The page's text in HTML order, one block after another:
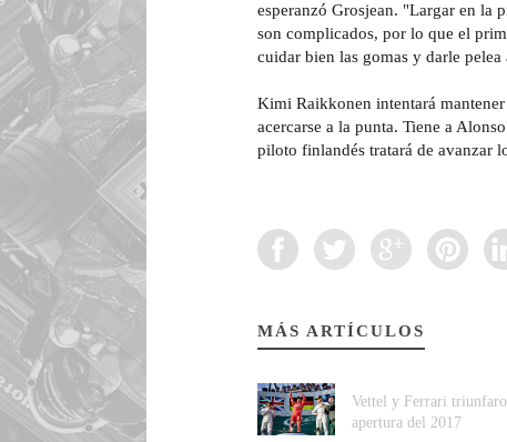
esperanzó Grosjean. "Largar en la
son complicados, por lo que el
cuidar bien las gomas y darle
Kimi Raikkonen intentará
acercarse a la punta. Tiene a
piloto finlandés tratará de avanzar
MÁS ARTÍCULOS
Vettel y Ferrari
apertura del 2017